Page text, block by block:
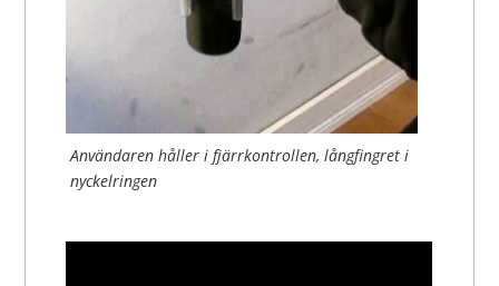
Användaren håller i fjärrkontrollen, långfingret i
nyckelringen